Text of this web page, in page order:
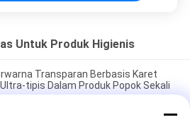
Untuk Produk Higienis
Transparan Berbasis Karet
tipis Dalam Produk Popok Sekali
Disposable Hot Melt Glue